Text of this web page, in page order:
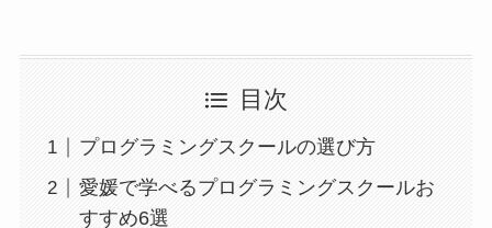
目次
プログラミングスクールの選び方
愛媛で学べるプログラミングスクールお
すすめ6選